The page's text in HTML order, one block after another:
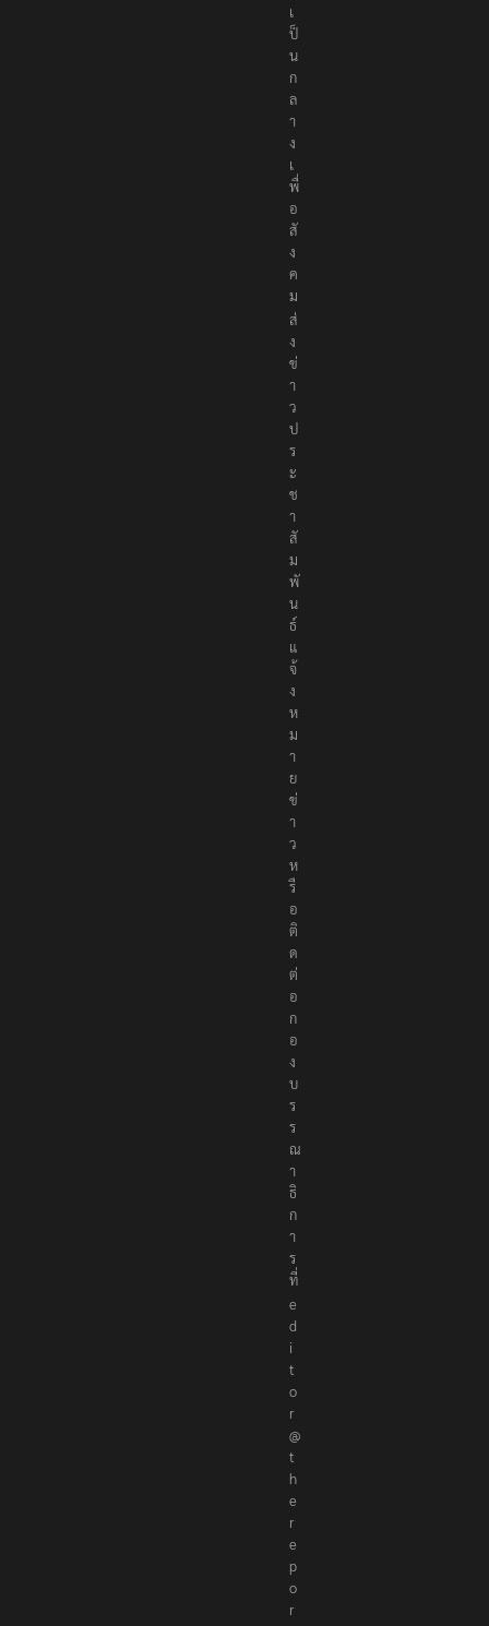
เ
ป็
น
ก
ล
า
ง
เ
พื่
อ
สั
ง
ค
ม
ส่
ง
ข่
า
ว
ป
ร
ะ
ช
า
สั
ม
พั
น
ธ์
แ
จ้
ง
ห
ม
า
ย
ข่
า
ว
ห
รื
อ
ติ
ด
ต่
อ
ก
อ
ง
บ
ร
ร
ณ
า
ธิ
ก
า
ร
ที่
e
d
i
t
o
r
@
t
h
e
r
e
p
o
r